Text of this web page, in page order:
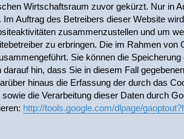
Wirtschaftsraum zuvor gekürzt. Nur in
Auftrag des Betreibers dieser Website
zusammenzustellen und um
zu erbringen. Die im Rahmen
Sie können die
hin, dass Sie in diesem Fall
hinaus die Erfassung der durch das
die Verarbeitung dieser Daten durch
http://tools.google.com/dlpage/